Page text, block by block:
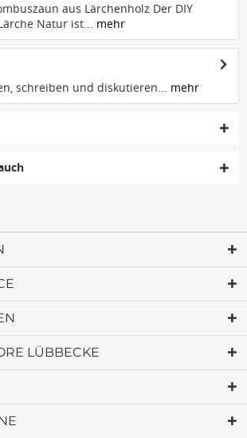
aus Lärchenholz Der DIY
Natur ist... mehr
schreiben und diskutieren... mehr
LÜBBECKE